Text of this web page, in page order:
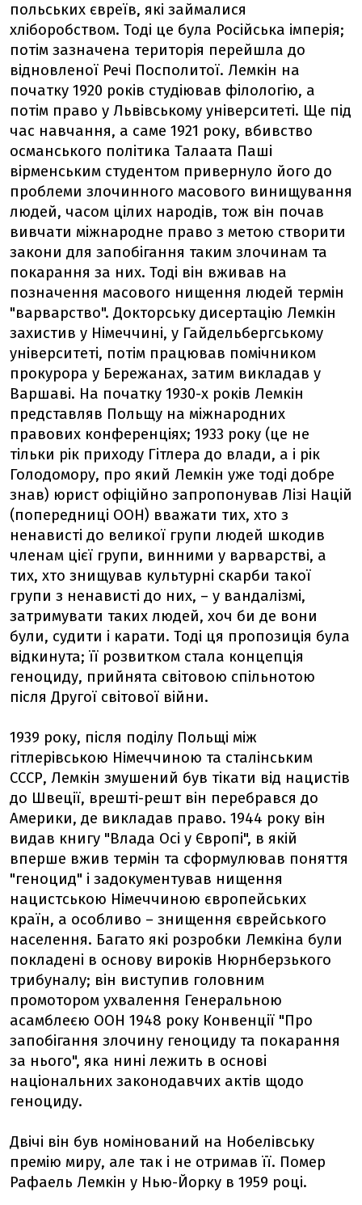
польських євреїв, які займалися
хліборобством. Тоді це була Російська імперія;
потім зазначена територія перейшла до
відновленої Речі Посполитої. Лемкін на
початку 1920 років студіював філологію, а
потім право у Львівському університеті. Ще під
час навчання, а саме 1921 року, вбивство
османського політика Талаата Паші
вірменським студентом привернуло його до
проблеми злочинного масового винищування
людей, часом цілих народів, тож він почав
вивчати міжнародне право з метою створити
закони для запобігання таким злочинам та
покарання за них. Тоді він вживав на
позначення масового нищення людей термін
"варварство". Докторську дисертацію Лемкін
захистив у Німеччині, у Гайдельбергському
університеті, потім працював помічником
прокурора у Бережанах, затим викладав у
Варшаві. На початку 1930-х років Лемкін
представляв Польщу на міжнародних
правових конференціях; 1933 року (це не
тільки рік приходу Гітлера до влади, а і рік
Голодомору, про який Лемкін уже тоді добре
знав) юрист офіційно запропонував Лізі Націй
(попередниці ООН) вважати тих, хто з
ненависті до великої групи людей шкодив
членам цієї групи, винними у варварстві, а
тих, хто знищував культурні скарби такої
групи з ненависті до них, – у вандалізмі,
затримувати таких людей, хоч би де вони
були, судити і карати. Тоді ця пропозиція була
відкинута; її розвитком стала концепція
геноциду, прийнята світовою спільнотою
після Другої світової війни.
1939 року, після поділу Польщі між
гітлерівською Німеччиною та сталінським
СССР, Лемкін змушений був тікати від нацистів
до Швеції, врешті-решт він перебрався до
Америки, де викладав право. 1944 року він
видав книгу "Влада Осі у Європі", в якій
вперше вжив термін та сформулював поняття
"геноцид" і задокументував нищення
нацистською Німеччиною європейських
країн, а особливо – знищення єврейського
населення. Багато які розробки Лемкіна були
покладені в основу вироків Нюрнберзького
трибуналу; він виступив головним
промотором ухвалення Генеральною
асамблеєю ООН 1948 року Конвенції "Про
запобігання злочину геноциду та покарання
за нього", яка нині лежить в основі
національних законодавчих актів щодо
геноциду.
Двічі він був номінований на Нобелівську
премію миру, але так і не отримав її. Помер
Рафаель Лемкін у Нью-Йорку в 1959 році.